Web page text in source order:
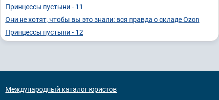
Принцессы пустыни - 11
Они не хотят, чтобы вы это знали: вся правда о складе Ozon
Принцессы пустыни - 12
Международный каталог юристов